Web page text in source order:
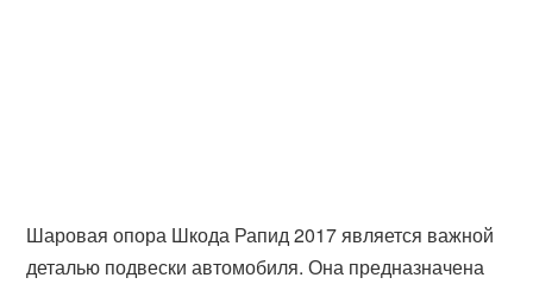
Шаровая опора Шкода Рапид 2017 является важной
деталью подвески автомобиля. Она предназначена